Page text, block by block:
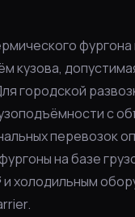
кузова,
городской
с
перевозок
на базе
холодильным